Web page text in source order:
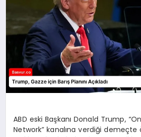
ABD eski Başkanı Donald Trump,
Network” kanalına verdiği demeçte